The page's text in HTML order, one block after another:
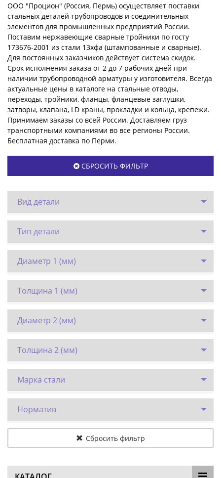
ООО "Процион" (Россия, Пермь) осуществляет поставки
стальных деталей трубопроводов и соединительных
элементов для промышленных предприятий России.
Поставим нержавеющие сварные тройники по госту
173676-2001 из стали 13хфа (штампованные и сварные).
Для постоянных заказчиков действует система скидок.
Срок исполнения заказа от 2 до 7 рабочих дней при
наличии трубопроводной арматуры у изготовителя. Всегда
актуальные цены в каталоге на стальные отводы,
переходы, тройники, фланцы, фланцевые заглушки,
затворы, клапана, LD краны, прокладки и кольца, крепежи.
Принимаем заказы со всей России. Доставляем груз
транспортными компаниями во все регионы России.
Бесплатная доставка по Перми.
СБРОСИТЬ ФИЛЬТР
Вид детали
Тип детали
Диаметр 1 (мм)
Толщина 1 (мм)
Диаметр 2 (мм)
Толщина 2 (мм)
Марка стали
Норматив
Сбросить фильтр